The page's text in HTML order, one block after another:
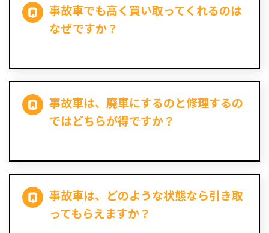
事故車でも高く買い取ってくれるのは
なぜですか？
事故車は、廃車にするのと修理するの
ではどちらが得ですか？
事故車は、どのような状態なら引き取
ってもらえますか？